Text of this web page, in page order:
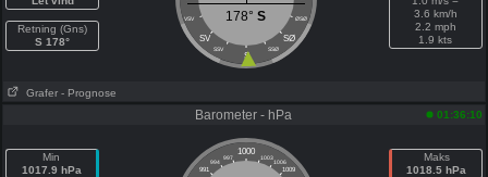
Retning (Gns)
S 178°
VSV ØSØ
SV SØ
SSV SSØ
S
178°S
3.6 km/h
2.2 mph
1.9 kts
Grafer - Prognose
Barometer - hPa 01:36:10
Min
1017.9 hPa
1000
997 1003
994
1006
991
1009
Maks
1018.5 hPa